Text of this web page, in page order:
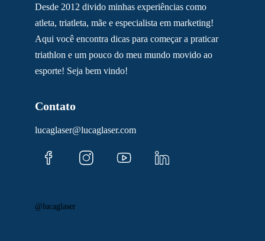
Desde 2012 divido minhas experiências como
atleta, triatleta, mãe e especialista em marketing!
Aqui você encontra dicas para começar a praticar
triathlon e um pouco do meu mundo movido ao
esporte! Seja bem vindo!
Contato
lucaglaser@lucaglaser.com
@lucaglaser